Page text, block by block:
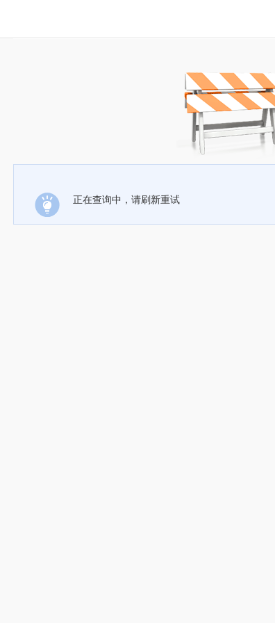
正在查询中，请刷新重试